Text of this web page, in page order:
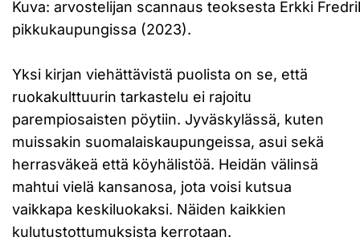
Kuva: arvostelijan scannaus teoksesta Erkki
pikkukaupungissa (2023).
Yksi kirjan viehättävistä puolista on se, että
ruokakulttuurin tarkastelu ei rajoitu
parempiosaisten pöytiin. Jyväskylässä, kuten
muissakin suomalaiskaupungeissa, asui sekä
herrasväkeä että köyhälistöä. Heidän välinsä
mahtui vielä kansanosa, jota voisi kutsua
vaikkapa keskiluokaksi. Näiden kaikkien
kulutustottumuksista kerrotaan.